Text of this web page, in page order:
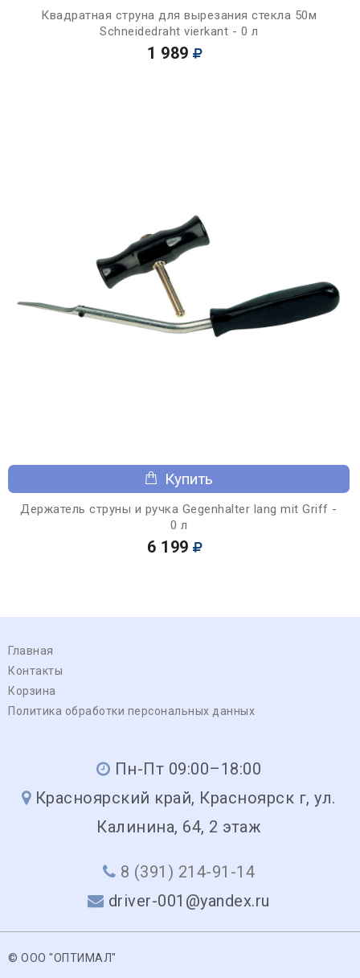
Квадратная струна для вырезания стекла 50м
Schneidedraht vierkant - 0 л
1 989
Купить
Держатель струны и ручка Gegenhalter lang mit Griff -
0 л
6 199
Главная
Контакты
Корзина
Политика обработки персональных данных
Пн-Пт 09:00–18:00
Красноярский край, Красноярск г, ул.
Калинина, 64, 2 этаж
8 (391) 214-91-14
driver-001@yandex.ru
© ООО "ОПТИМАЛ"